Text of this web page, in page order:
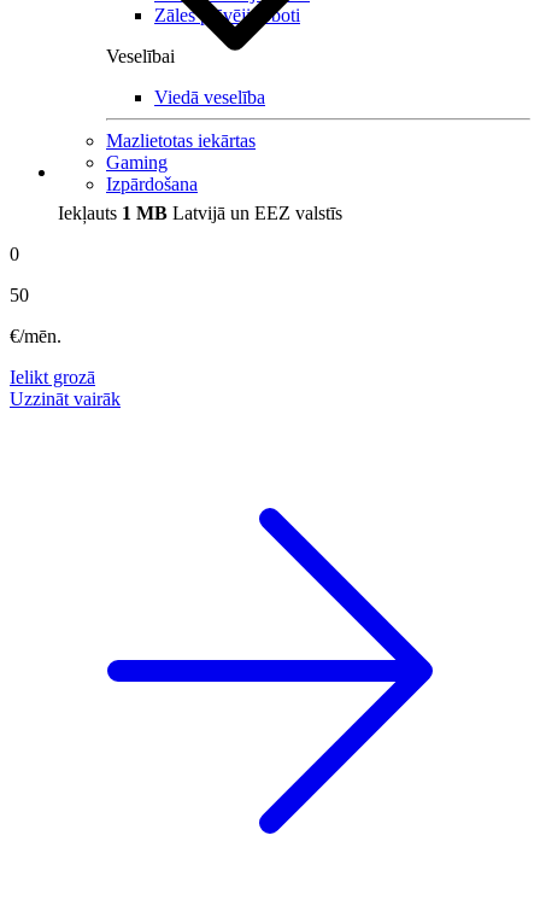
Zāles pļāvēji roboti
Veselībai
Viedā veselība
Mazlietotas iekārtas
Gaming
Izpārdošana
Iekļauts 1 MB Latvijā un EEZ valstīs
0
50
€/mēn.
Ielikt grozā
Uzzināt vairāk